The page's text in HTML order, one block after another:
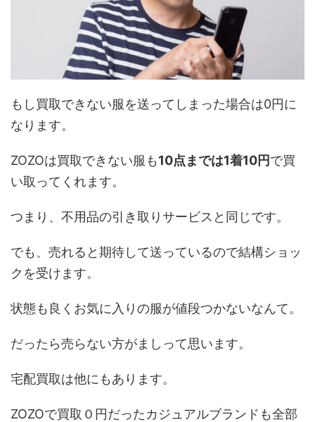
もし買取できない服を送ってしまった場合は0円に
なります。
ZOZOは買取できない服も10点までは1着10円で買
い取ってくれます。
つまり、不用品の引き取りサービスと同じです。
でも、売れると期待して送っているので結構ショッ
クを受けます。
状態も良くお気に入りの服が値段つかないなんて。
だったら売らない方がましって思います。
宅配買取は他にもあります。
ZOZOで買取０円だったカジュアルブランドも全部